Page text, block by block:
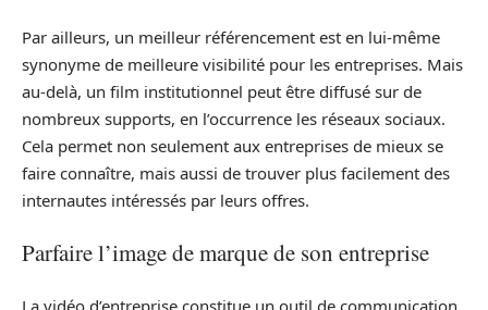
Par ailleurs, un meilleur référencement est en lui-même
synonyme de meilleure visibilité pour les entreprises. Mais
au-delà, un film institutionnel peut être diffusé sur de
nombreux supports, en l’occurrence les réseaux sociaux.
Cela permet non seulement aux entreprises de mieux se
faire connaître, mais aussi de trouver plus facilement des
internautes intéressés par leurs offres.
Parfaire l’image de marque de son entreprise
La vidéo d’entreprise constitue un outil de communication